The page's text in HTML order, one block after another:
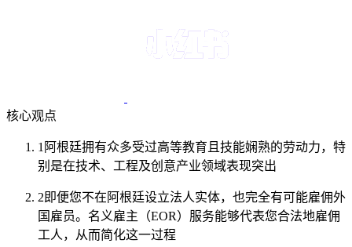
核心观点
1 阿根廷拥有众多受过高等教育且技能娴熟的劳动力，特
别是在技术、工程及创意产业领域表现突出
2 即便您不在阿根廷设立法人实体，也完全有可能雇佣外
国雇员。名义雇主（EOR）服务能够代表您合法地雇佣
工人，从而简化这一过程